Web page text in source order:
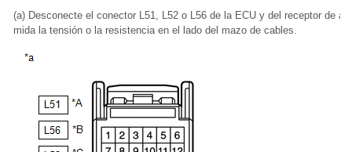
(a) Desconecte el conector L51, L52 o L56 de la ECU y del receptor de
mida la tensión o la resistencia en el lado del mazo de cables.